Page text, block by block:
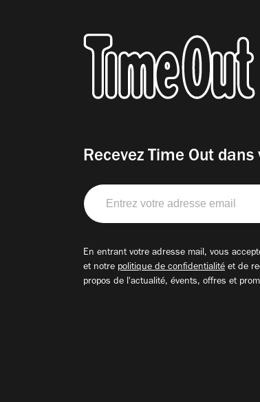
Recevez Time Out
Entrez
votre
adresse
En entrant votre adresse mail, vous
et notre politique de confidentialité et de
propos de l'actualité, évents, offres et